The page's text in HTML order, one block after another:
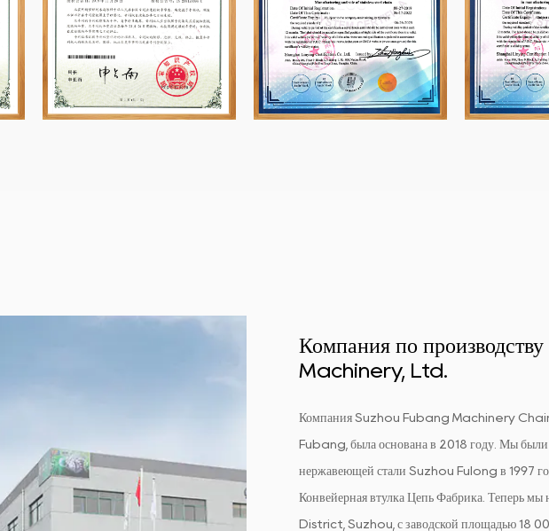
Компания по
Machinery, Ltd.
Компания Suzhou Fubang Machinery
Fubang, была основана в 2018 году. Мы были
нержавеющей стали Suzhou Fulong в 1997
Конвейерная втулка Цепь Фабрика. Теперь
District, Suzhou, с заводской площадью 18